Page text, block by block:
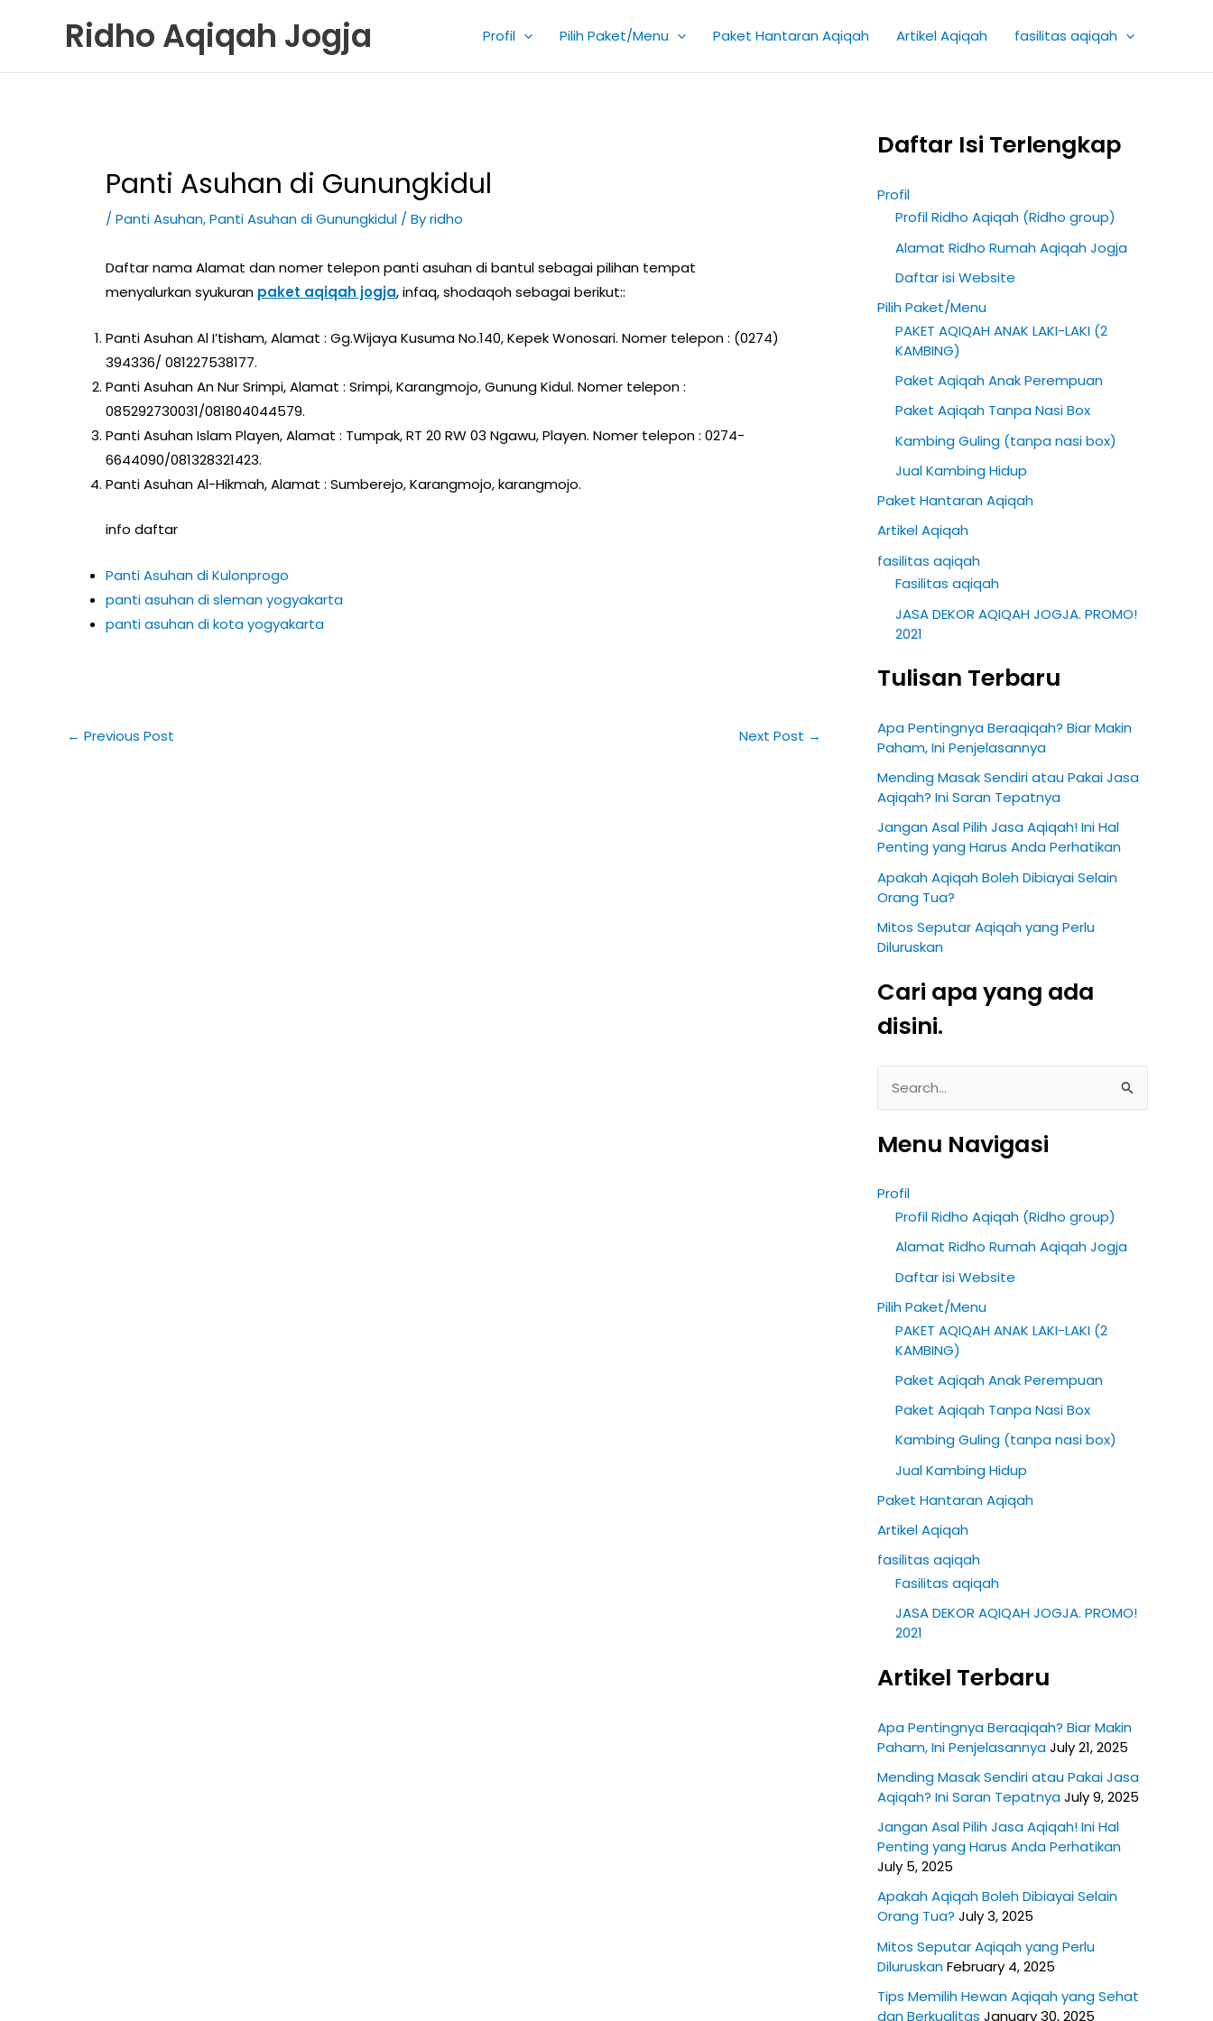
Ridho Aqiqah Jogja Profil Pilih Paket/Menu Paket Hantaran Aqiqah Artikel Aqiqah fasilitas aqiqah
Panti Asuhan di Gunungkidul
/ Panti Asuhan,Panti Asuhan di Gunungkidul / Byridho
Daftar nama Alamat dan nomer telepon panti asuhan di bantul sebagai pilihan tempat
menyalurkan syukuran paket aqiqah jogja, infaq, shodaqoh sebagai berikut::
Panti Asuhan Al I’tisham, Alamat : Gg.Wijaya Kusuma No.140, Kepek Wonosari. Nomer telepon : (0274)
394336/ 081227538177.
Panti Asuhan An Nur Srimpi, Alamat : Srimpi, Karangmojo, Gunung Kidul. Nomer telepon :
085292730031/081804044579.
Panti Asuhan Islam Playen, Alamat : Tumpak, RT 20 RW 03 Ngawu, Playen. Nomer telepon : 0274-
6644090/081328321423.
Panti Asuhan Al-Hikmah, Alamat : Sumberejo, Karangmojo, karangmojo.
info daftar
Panti Asuhan di Kulonprogo
panti asuhan di sleman yogyakarta
panti asuhan di kota yogyakarta
← Previous Post Next Post →
Daftar Isi Terlengkap
Profil
Profil Ridho Aqiqah (Ridho group)
Alamat Ridho Rumah Aqiqah Jogja
Daftar isi Website
Pilih Paket/Menu
PAKET AQIQAH ANAK LAKI-LAKI (2
KAMBING)
Paket Aqiqah Anak Perempuan
Paket Aqiqah Tanpa Nasi Box
Kambing Guling (tanpa nasi box)
Jual Kambing Hidup
Paket Hantaran Aqiqah
Artikel Aqiqah
fasilitas aqiqah
Fasilitas aqiqah
JASA DEKOR AQIQAH JOGJA. PROMO!
2021
Tulisan Terbaru
Apa Pentingnya Beraqiqah? Biar Makin
Paham, Ini Penjelasannya
Mending Masak Sendiri atau Pakai Jasa
Aqiqah? Ini Saran Tepatnya
Jangan Asal Pilih Jasa Aqiqah! Ini Hal
Penting yang Harus Anda Perhatikan
Apakah Aqiqah Boleh Dibiayai Selain
Orang Tua?
Mitos Seputar Aqiqah yang Perlu
Diluruskan
Cari apa yang ada
disini.
a
c
r
Menu Navigasi
Profil
Profil Ridho Aqiqah (Ridho group)
Alamat Ridho Rumah Aqiqah Jogja
Daftar isi Website
Pilih Paket/Menu
PAKET AQIQAH ANAK LAKI-LAKI (2
KAMBING)
Paket Aqiqah Anak Perempuan
Paket Aqiqah Tanpa Nasi Box
Kambing Guling (tanpa nasi box)
Jual Kambing Hidup
Paket Hantaran Aqiqah
Artikel Aqiqah
fasilitas aqiqah
Fasilitas aqiqah
JASA DEKOR AQIQAH JOGJA. PROMO!
2021
Artikel Terbaru
Apa Pentingnya Beraqiqah? Biar Makin
Paham, Ini PenjelasannyaJuly 21, 2025
Mending Masak Sendiri atau Pakai Jasa
Aqiqah? Ini Saran TepatnyaJuly 9, 2025
Jangan Asal Pilih Jasa Aqiqah! Ini Hal
Penting yang Harus Anda Perhatikan
July 5, 2025
Apakah Aqiqah Boleh Dibiayai Selain
Orang Tua? July 3, 2025
Mitos Seputar Aqiqah yang Perlu
DiluruskanFebruary 4, 2025
Tips Memilih Hewan Aqiqah yang Sehat
dan Berkualitas January 30, 2025
o
i
i